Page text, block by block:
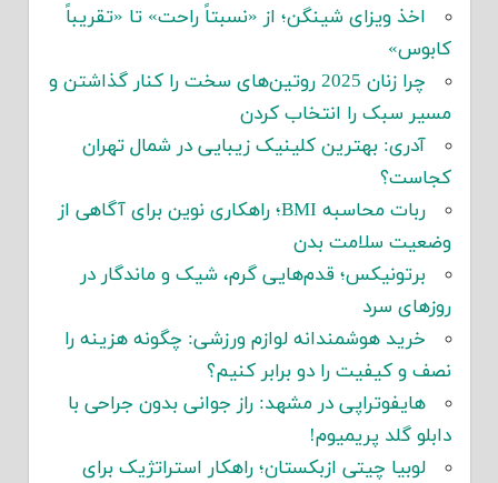
اخذ ویزای شینگن؛ از «نسبتاً راحت» تا «تقریباً
کابوس»
چرا زنان 2025 روتین‌های سخت را کنار گذاشتن و
مسیر سبک را انتخاب کردن
آدری: بهترین کلینیک زیبایی در شمال تهران
کجاست؟
ربات محاسبه BMI؛ راهکاری نوین برای آگاهی از
وضعیت سلامت بدن
برتونیکس؛ قدم‌هایی گرم، شیک و ماندگار در
روزهای سرد
خرید هوشمندانه لوازم ورزشی: چگونه هزینه را
نصف و کیفیت را دو برابر کنیم؟
هایفوتراپی در مشهد: راز جوانی بدون جراحی با
دابلو گلد پریمیوم!
لوبیا چیتی ازبکستان؛ راهکار استراتژیک برای